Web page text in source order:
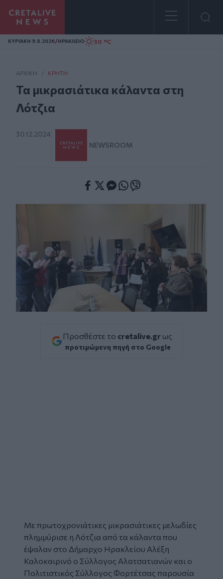
Homepage
ΚΥΡΙΑΚΗ 9.8.2026/ΗΡΑΚΛΕΙΟ 30 °C
ΑΡΧΙΚΗ / ΚΡΉΤΗ
Τα μικρασιάτικα κάλαντα στη
Λότζια
30.12.2024
NEWSROOM
Προσθέστε το cretalive.gr ως
προτιμώμενη πηγή στο Google
Με πρωτοχρονιάτικες μικρασιάτικες μελωδίες
πλημμύρισε η Λότζια από τα κάλαντα που
έψαλαν στο Δήμαρχο Ηρακλείου Αλέξη
Καλοκαιρινό ο Σύλλογος Αλατσατιανών και ο
Πολιτιστικός Σύλλογος Φορτέτσας παρουσία